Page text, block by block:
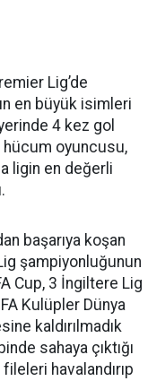
Lig’de
en büyük isimleri
4 kez gol
hücum oyuncusu,
ligin en değerli
başarıya koşan
şampiyonluğunun
Cup, 3 İngiltere Lig
Kulüpler Dünya
kaldırılmadık
sahaya çıktığı
havalandırıp